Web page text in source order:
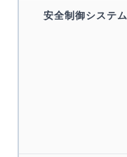
安全制御システム